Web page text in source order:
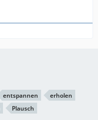
entspannen
erholen
Plausch